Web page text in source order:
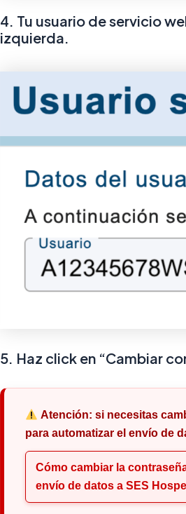
4. Tu usuario de servicio
izquierda.
5. Haz click en “Cambiar
Atención: si necesitas
para automatizar el envío de
Cómo cambiar la
envío de datos a SES